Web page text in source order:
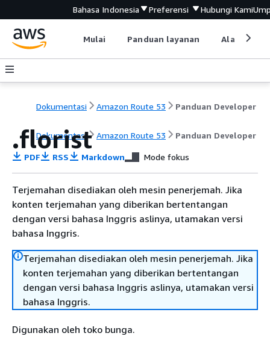
Bahasa Indonesia Preferensi Hubungi Kami
Mulai Panduan layanan Alat
Dokumentasi Amazon Route 53 Panduan Developer
Dokumentasi Amazon Route 53 Panduan Developer
.florist
PDF RSS Markdown Mode fokus
Terjemahan disediakan oleh mesin penerjemah. Jika
konten terjemahan yang diberikan bertentangan
dengan versi bahasa Inggris aslinya, utamakan versi
bahasa Inggris.
Terjemahan disediakan oleh mesin penerjemah. Jika
konten terjemahan yang diberikan bertentangan
dengan versi bahasa Inggris aslinya, utamakan versi
bahasa Inggris.
Digunakan oleh toko bunga.